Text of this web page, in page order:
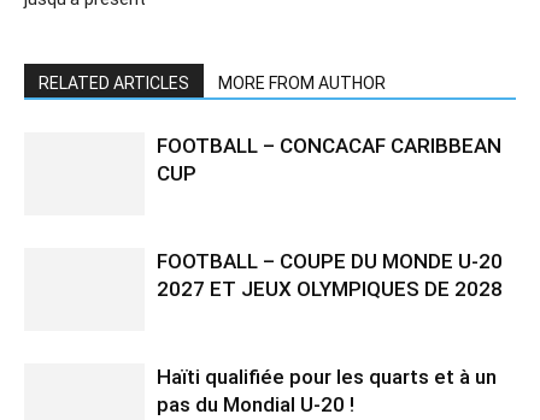
RELATED ARTICLES MORE FROM AUTHOR
FOOTBALL – CONCACAF CARIBBEAN
CUP
FOOTBALL – COUPE DU MONDE U-20
2027 ET JEUX OLYMPIQUES DE 2028
Haïti qualifiée pour les quarts et à un
pas du Mondial U-20 !